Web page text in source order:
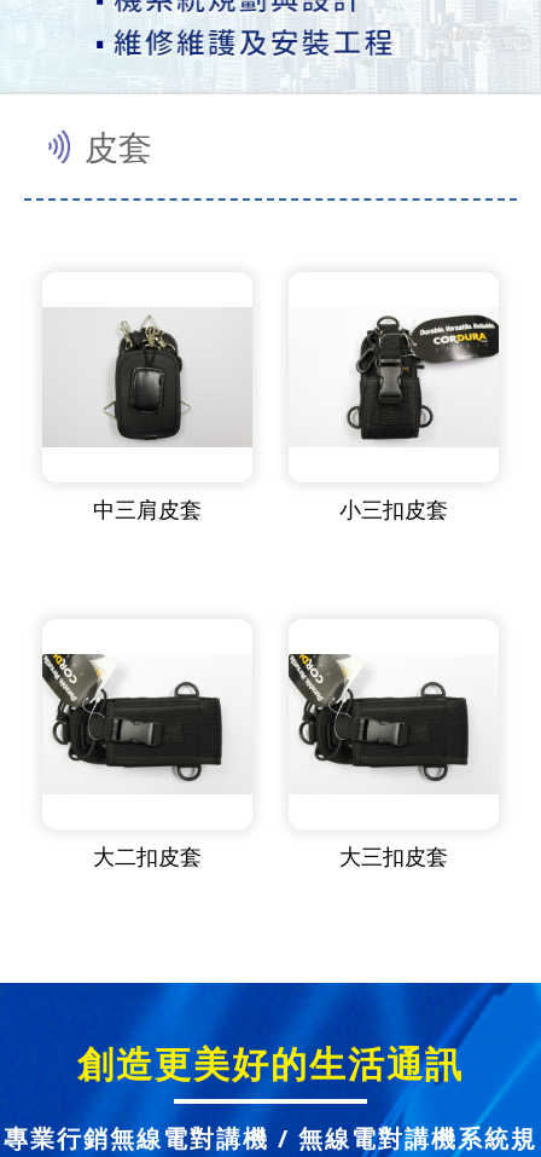
皮套
中三肩皮套 小三扣皮套
大二扣皮套 大三扣皮套
創造更美好的生活通訊
專業行銷無線電對講機 / 無線電對講機系統規